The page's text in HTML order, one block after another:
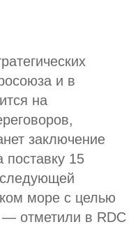
и в
на
заключение
поставку 15
море с целью
— отметили в RDC